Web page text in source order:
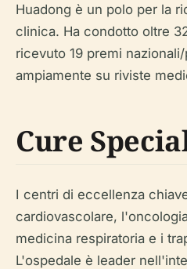
Huadong è un polo per la
clinica. Ha condotto oltre
ricevuto 19 premi
ampiamente su riviste
Cure
I centri di eccellenza
cardiovascolare,
medicina respiratoria e i
L'ospedale è leader